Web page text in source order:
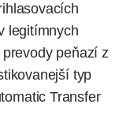
legitímnych
peňazí z
typ
Transfer